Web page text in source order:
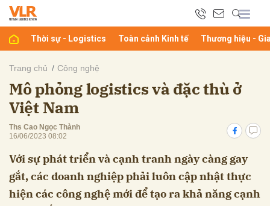
Thời sự - Logistics Toàn cảnh Kinh tế Thương hiệu -
Trang chủ Công nghệ
Mô phỏng logistics và đặc thù ở
Việt Nam
Ths Cao Ngọc Thành
16/06/2023 08:02
Với sự phát triển và cạnh tranh ngày càng gay
gắt, các doanh nghiệp phải luôn cập nhật thực
hiện các công nghệ mới để tạo ra khả năng cạnh
luận
Hủy